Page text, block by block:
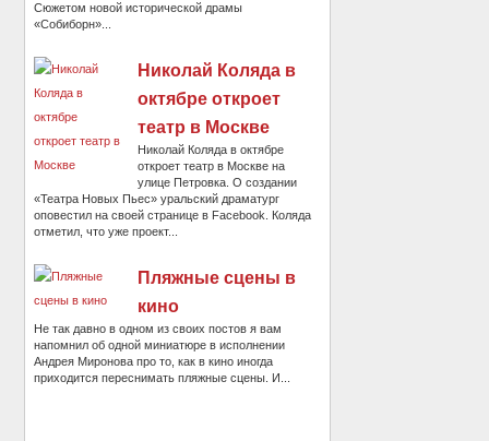
Сюжетом новой исторической драмы
«Собиборн»...
Николай Коляда в
октябре откроет
театр в Москве
Николай Коляда в октябре
откроет театр в Москве на
улице Петровка. О создании
«Театра Новых Пьес» уральский драматург
оповестил на своей странице в Facebook. Коляда
отметил, что уже проект...
Пляжные сцены в
кино
Не так давно в одном из своих постов я вам
напомнил об одной миниатюре в исполнении
Андрея Миронова про то, как в кино иногда
приходится переснимать пляжные сцены. И...